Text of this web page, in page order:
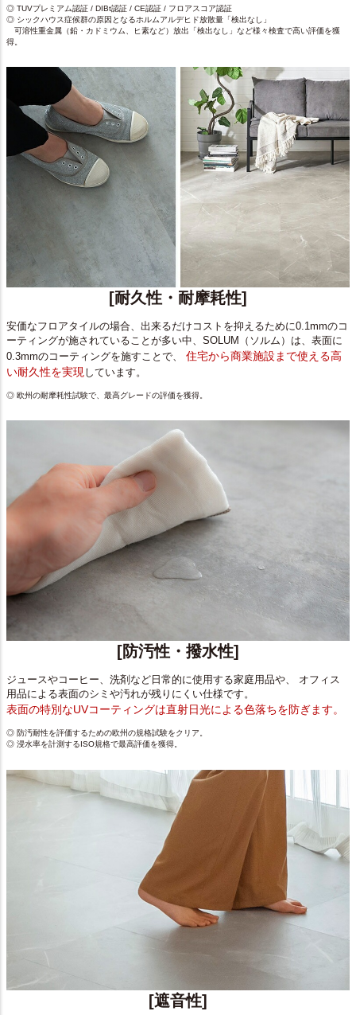
◎ TUVプレミアム認証 / DIBt認証 / CE認証 / フロアスコア認証
◎ シックハウス症候群の原因となるホルムアルデヒド放散量「検出なし」
可溶性重金属（鉛・カドミウム、ヒ素など）放出「検出なし」など様々検査で高い評価を獲
得。
[耐久性・耐摩耗性]
安価なフロアタイルの場合、出来るだけコストを抑えるために0.1mmのコ
ーティングが施されていることが多い中、SOLUM（ソルム）は、表面に
0.3mmのコーティングを施すことで、 住宅から商業施設まで使える高
い耐久性を実現 しています。
◎ 欧州の耐摩耗性試験で、最高グレードの評価を獲得。
[防汚性・撥水性]
ジュースやコーヒー、洗剤など日常的に使用する家庭用品や、 オフィス
用品による表面のシミや汚れが残りにくい仕様です。
表面の特別なUVコーティングは直射日光による色落ちを防ぎます。
◎ 防汚耐性を評価するための欧州の規格試験をクリア。
◎ 浸水率を計測するISO規格で最高評価を獲得。
[遮音性]